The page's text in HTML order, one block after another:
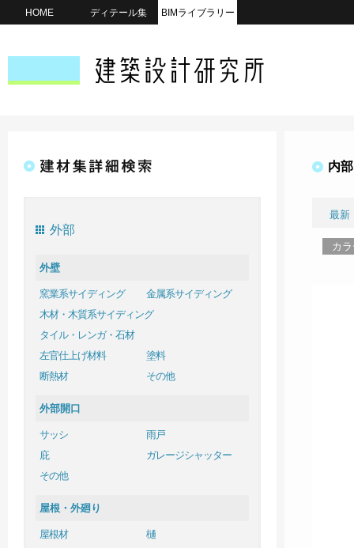
HOME ディテール集 BIMライブラリー
外部
外壁
窯業系サイディング
金属系サイディング
木材・木質系サイディング
タイル・レンガ・石材
左官仕上げ材料
塗料
断熱材
その他
外部開口
サッシ
雨戸
庇
ガレージシャッター
その他
屋根・外廻り
屋根材
樋
内
最新
カ